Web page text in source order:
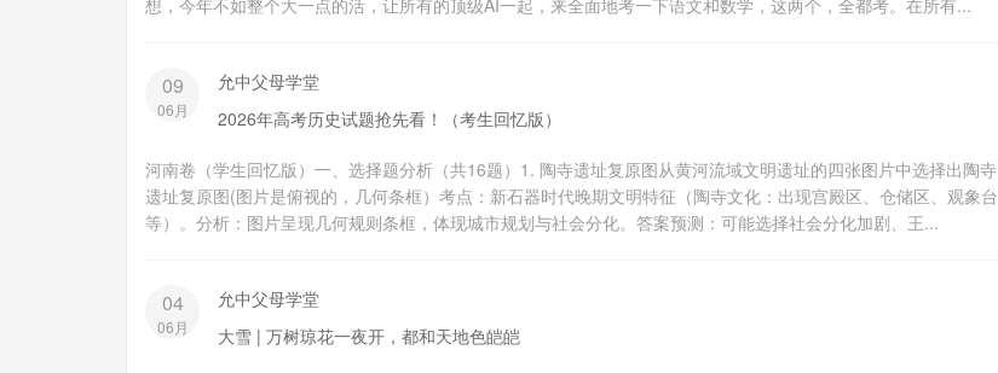
想，今年不如整个大一点的活，让所有的顶级AI一起，来全面地考一下语文和数学，这两个，全都考。在所有...
09
06月
允中父母学堂
2026年高考历史试题抢先看！（考生回忆版）
河南卷（学生回忆版）一、选择题分析（共16题）1. 陶寺遗址复原图从黄河流域文明遗址的四张图片中选择出陶寺
遗址复原图(图片是俯视的，几何条框）考点：新石器时代晚期文明特征（陶寺文化：出现宫殿区、仓储区、观象台
等）。分析：图片呈现几何规则条框，体现城市规划与社会分化。答案预测：可能选择社会分化加剧、王...
04
06月
允中父母学堂
大雪 | 万树琼花一夜开，都和天地色皑皑